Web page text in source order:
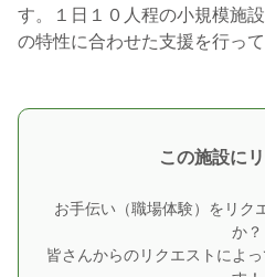
す。１日１０人程の小規模施
の特性に合わせた支援を行って
この施設に
お手伝い（職場体験）をリク
か？
皆さんからのリクエストによ